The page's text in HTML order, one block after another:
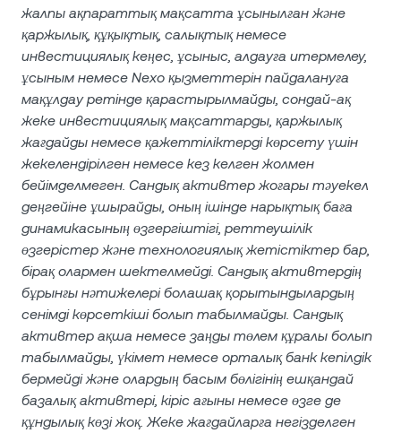
жалпы ақпараттық мақсатта ұсынылған және
қаржылық, құқықтық, салықтық немесе
инвестициялық кеңес, ұсыныс, алдауға итермелеу,
ұсыным немесе Nexo қызметтерін пайдалануға
мақұлдау ретінде қарастырылмайды, сондай-ақ
жеке инвестициялық мақсаттарды, қаржылық
жағдайды немесе қажеттіліктерді көрсету үшін
жекелендірілген немесе кез келген жолмен
бейімделмеген. Сандық активтер жоғары тәуекел
деңгейіне ұшырайды, оның ішінде нарықтық баға
динамикасының өзгергіштігі, реттеушілік
өзгерістер және технологиялық жетістіктер бар,
бірақ олармен шектелмейді. Сандық активтердің
бұрынғы нәтижелері болашақ қорытындылардың
сенімді көрсеткіші болып табылмайды. Сандық
активтер ақша немесе заңды төлем құралы болып
табылмайды, үкімет немесе орталық банк кепілдік
бермейді және олардың басым бөлігінің ешқандай
базалық активтері, кіріс ағыны немесе өзге де
құндылық көзі жоқ. Жеке жағдайларға негізделген